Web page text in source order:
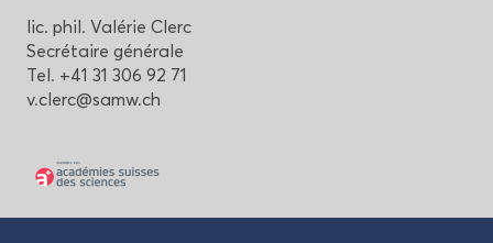
lic. phil. Va­lé­rie Clerc
Se­cré­taire gé­né­rale
Tel. +41 31 306 92 71
v.clerc@samw.ch